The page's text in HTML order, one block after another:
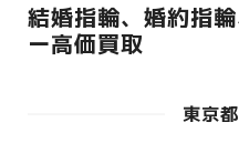
結婚指輪、婚約指
ー高価買取
東京